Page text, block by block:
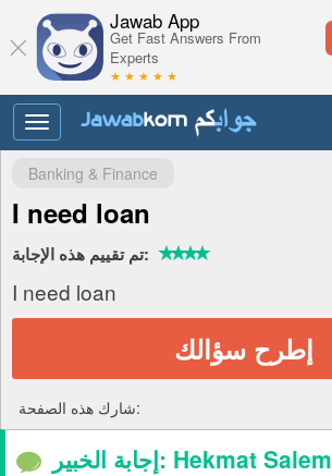
Jawab App
Get Fast Answers From
Experts
★ ★ ★ ★ ★
Toggle
navigation
Banking & Finance
I need loan
تم تقييم هذه الإجابة:
I need loan
إطرح سؤالك
شارك هذه الصفحة:
إجابة الخبير: Hekmat Salem